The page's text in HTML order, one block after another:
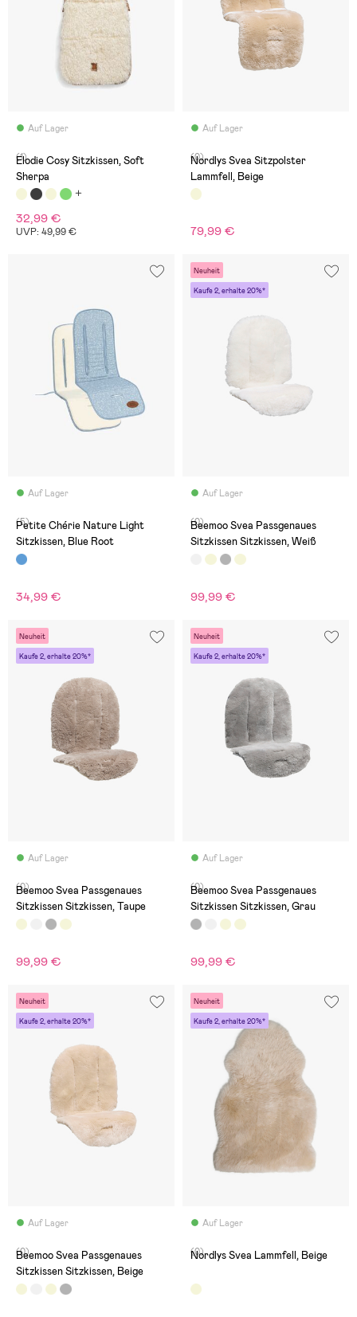
Auf Lager
(1)
Elodie Cosy Sitzkissen, Soft
Sherpa
32,99 €
UVP: 49,99 €
Auf Lager
(0)
Nordlys Svea Sitzpolster
Lammfell, Beige
79,99 €
Auf Lager
(5)
Petite Chérie Nature Light
Sitzkissen, Blue Root
34,99 €
Neuheit
Kaufe 2, erhalte 20%*
Auf Lager
(0)
Beemoo Svea Passgenaues
Sitzkissen Sitzkissen, Weiß
99,99 €
Neuheit
Kaufe 2, erhalte 20%*
Auf Lager
(0)
Beemoo Svea Passgenaues
Sitzkissen Sitzkissen, Taupe
99,99 €
Neuheit
Kaufe 2, erhalte 20%*
Auf Lager
(0)
Beemoo Svea Passgenaues
Sitzkissen Sitzkissen, Grau
99,99 €
Neuheit
Kaufe 2, erhalte 20%*
Auf Lager
(0)
Beemoo Svea Passgenaues
Sitzkissen Sitzkissen, Beige
Neuheit
Kaufe 2, erhalte 20%*
Auf Lager
(0)
Nordlys Svea Lammfell, Beige